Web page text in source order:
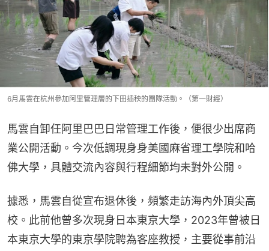
6月馬雲在杭州參加阿里管理層的下田插秧的團隊活動。（第一財經）
馬雲自卸任阿里巴巴日常管理工作後，便很少出席商
業公開活動。今次低調現身身美國麻省理工學院和哈
佛大學，具體交流內容與行程細節均未對外公開。
據悉，馬雲自從宣布退休後，頻繁走訪海內外頂尖高
校。此前他曾多次現身日本東京大學，2023年曾被日
本東京大學的東京學院聘為客座教授，主要從事前沿